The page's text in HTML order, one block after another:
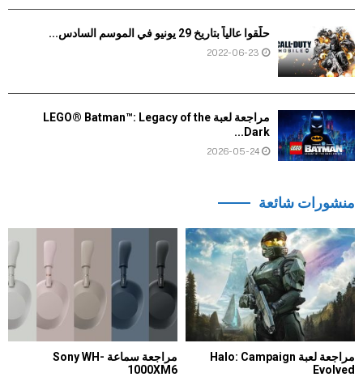
حلّقوا عالياً بتاريخ 29 يونيو في الموسم السادس...
2022-06-23
مراجعة لعبة LEGO® Batman™: Legacy of the
Dark...
2026-05-24
منشورات شائعة
مراجعة لعبة Halo: Campaign
Evolved
مراجعة سماعة Sony WH-
1000XM6